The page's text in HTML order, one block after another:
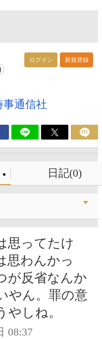
ログイン 新規登録
事通信社
日記(0)
思ってたけ
思わんかっ
反省なんか
やん。罪の意
やしね。
08:37